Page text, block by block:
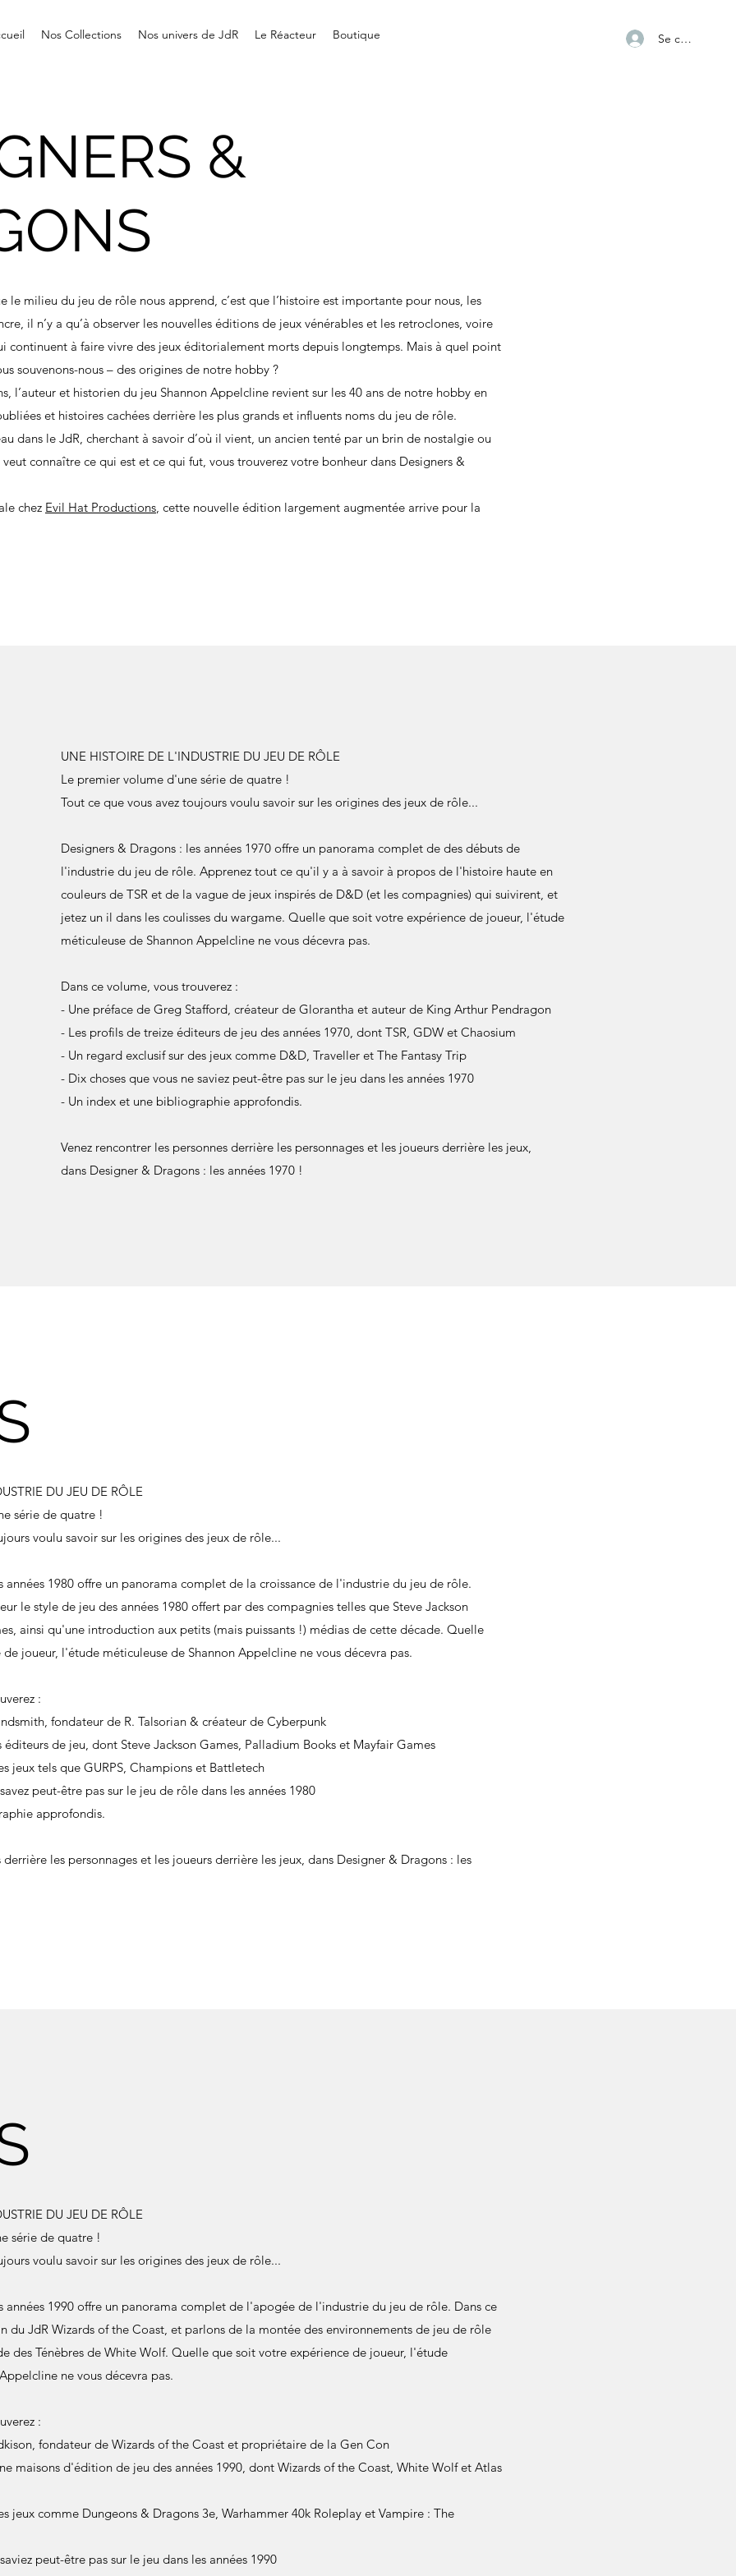
Nos Collections Nos univers de JdR Le Réacteur Boutique Se connecter
&
le milieu du jeu de rôle nous apprend, c’est que l’histoire est importante pour nous, les
il n’y a qu’à observer les nouvelles éditions de jeux vénérables et les retroclones, voire
continuent à faire vivre des jeux éditorialement morts depuis longtemps. Mais à quel point
souvenons-nous – des origines de notre hobby ?
l’auteur et historien du jeu Shannon Appelcline revient sur les 40 ans de notre hobby en
et histoires cachées derrière les plus grands et influents noms du jeu de rôle.
dans le JdR, cherchant à savoir d’où il vient, un ancien tenté par un brin de nostalgie ou
connaître ce qui est et ce qui fut, vous trouverez votre bonheur dans Designers &
chez Evil Hat Productions , cette nouvelle édition largement augmentée arrive pour la
UNE HISTOIRE DE L'INDUSTRIE DU JEU DE RÔLE
Le premier volume d'une série de quatre !
Tout ce que vous avez toujours voulu savoir sur les origines des jeux de rôle...
Designers & Dragons : les années 1970 offre un panorama complet de des débuts de
l'industrie du jeu de rôle. Apprenez tout ce qu'il y a à savoir à propos de l'histoire haute en
couleurs de TSR et de la vague de jeux inspirés de D&D (et les compagnies) qui suivirent, et
jetez un il dans les coulisses du wargame. Quelle que soit votre expérience de joueur, l'étude
méticuleuse de Shannon Appelcline ne vous décevra pas.
Dans ce volume, vous trouverez :
- Une préface de Greg Stafford, créateur de Glorantha et auteur de King Arthur Pendragon
- Les profils de treize éditeurs de jeu des années 1970, dont TSR, GDW et Chaosium
- Un regard exclusif sur des jeux comme D&D, Traveller et The Fantasy Trip
- Dix choses que vous ne saviez peut-être pas sur le jeu dans les années 1970
- Un index et une bibliographie approfondis.
Venez rencontrer les personnes derrière les personnages et les joueurs derrière les jeux,
dans Designer & Dragons : les années 1970 !
DU JEU DE RÔLE
série de quatre !
voulu savoir sur les origines des jeux de rôle...
années 1980 offre un panorama complet de la croissance de l'industrie du jeu de rôle.
le style de jeu des années 1980 offert par des compagnies telles que Steve Jackson
ainsi qu'une introduction aux petits (mais puissants !) médias de cette décade. Quelle
joueur, l'étude méticuleuse de Shannon Appelcline ne vous décevra pas.
:
fondateur de R. Talsorian & créateur de Cyberpunk
de jeu, dont Steve Jackson Games, Palladium Books et Mayfair Games
jeux tels que GURPS, Champions et Battletech
peut-être pas sur le jeu de rôle dans les années 1980
approfondis.
derrière les personnages et les joueurs derrière les jeux, dans Designer & Dragons : les
DU JEU DE RÔLE
série de quatre !
voulu savoir sur les origines des jeux de rôle...
années 1990 offre un panorama complet de l'apogée de l'industrie du jeu de rôle. Dans ce
du JdR Wizards of the Coast, et parlons de la montée des environnements de jeu de rôle
des Ténèbres de White Wolf. Quelle que soit votre expérience de joueur, l'étude
ne vous décevra pas.
:
fondateur de Wizards of the Coast et propriétaire de la Gen Con
maisons d'édition de jeu des années 1990, dont Wizards of the Coast, White Wolf et Atlas
jeux comme Dungeons & Dragons 3e, Warhammer 40k Roleplay et Vampire : The
peut-être pas sur le jeu dans les années 1990